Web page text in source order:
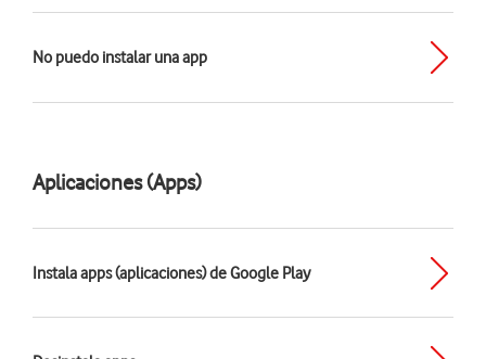
No puedo instalar una app
Aplicaciones (Apps)
Instala apps (aplicaciones) de Google Play